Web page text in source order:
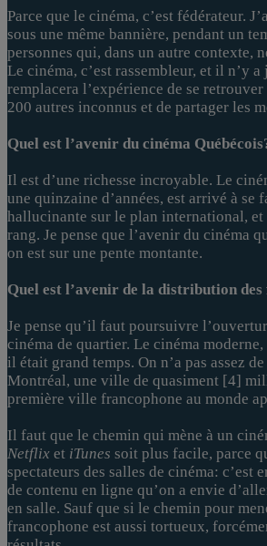
Parce que le cinéma, c’est fédérateur.
sous une même bannière, pendant un
personnes qui, dans un autre contexte,
Le cinéma, c’est rassembleur, et il n’y
remplacera l’expérience de se
200 autres inconnus et de partager les
Quel est l’avenir du cinéma
Il est d’une richesse incroyable. Le
une quinzaine d’années, est arrivé à se
hallucinante sur le plan international,
rang. Je pense que l’avenir du cinéma
on est sur une pente montante.
Quel est l’avenir de la distribution des
Je pense qu’il faut poursuivre
cinéma de quartier. Le cinéma
il était grand temps. On n’a pas assez
Montréal, une ville de quasiment [4]
première ville francophone au monde
Il faut que le chemin qui mène à un
Netflix et iTunes soit plus facile, parce
spectateurs des salles de cinéma: c’est
de contenu en ligne qu’on a envie
en salle. Sauf que si le chemin pour
francophone est aussi tortueux,